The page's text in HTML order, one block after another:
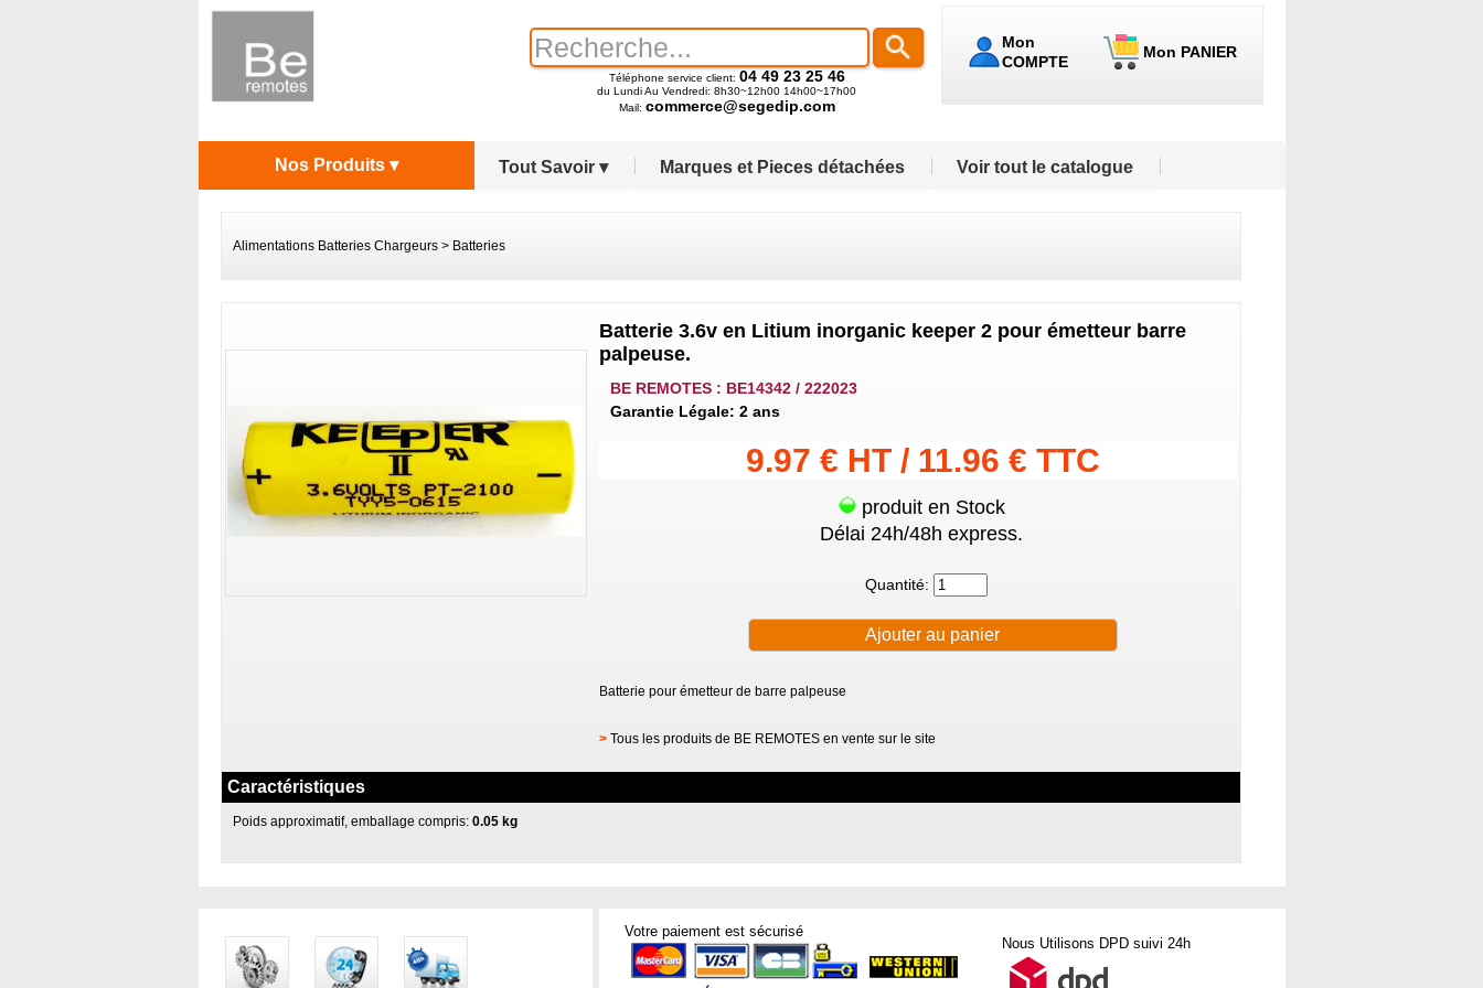
Mon
COMPTE
Mon PANIER
Téléphone service client: 04 49 23 25 46
du Lundi Au Vendredi: 8h30~12h00 14h00~17h00
Mail: commerce@segedip.com
Tout Savoir ▾ Marques et Pieces détachées Voir tout le catalogue
Nos Produits ▾
Alimentations Batteries Chargeurs> Batteries
Batterie 3.6v en Litium inorganic keeper 2 pour émetteur barre
palpeuse.
BE REMOTES : BE14342 / 222023
Garantie Légale: 2 ans
9.97 € HT / 11.96 € TTC
produit en Stock
Délai 24h/48h express.
Quantité:
Batterie pour émetteur de barre palpeuse
> Tous les produits de BE REMOTES en vente sur le site
Caractéristiques
Poids approximatif, emballage compris:0.05 kg
Votre paiement est sécurisé
Nous Utilisons DPD suivi 24h